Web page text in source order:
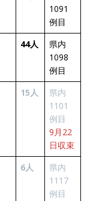
1091
例目
44人
県内
1098
例目
15人
県内
1101
例目
9月22
日収束
6人
県内
1117
例目